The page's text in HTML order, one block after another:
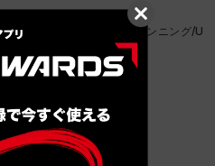
UAベロシティ プロ（ランニング/U
￥13,090
30%OFF